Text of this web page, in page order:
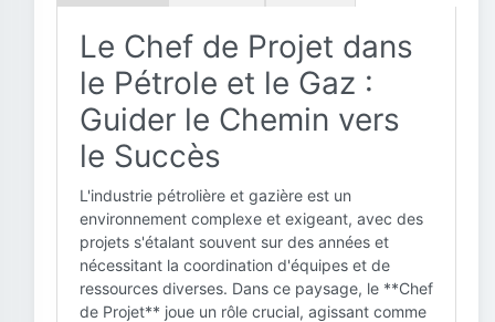
Le Chef de Projet dans
le Pétrole et le Gaz :
Guider le Chemin vers
le Succès
L'industrie pétrolière et gazière est un
environnement complexe et exigeant, avec des
projets s'étalant souvent sur des années et
nécessitant la coordination d'équipes et de
ressources diverses. Dans ce paysage, le **Chef
de Projet** joue un rôle crucial, agissant comme